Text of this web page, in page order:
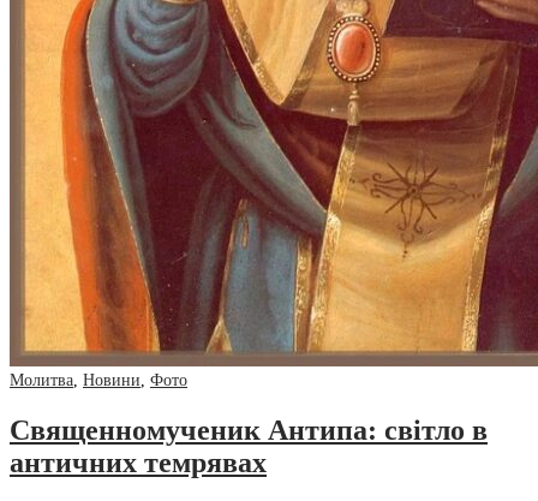
Молитва Новини Фото
Священномученик Антипа: світло в
античних темрявах